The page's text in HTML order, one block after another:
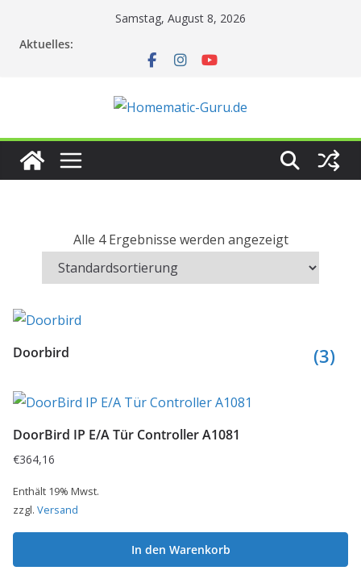
Samstag, August 8, 2026
Aktuelles:
Alle 4 Ergebnisse werden angezeigt
Doorbird (3)
DoorBird IP E/A Tür Controller A1081
€364,16
Enthält 19% Mwst.
zzgl. Versand
In den Warenkorb